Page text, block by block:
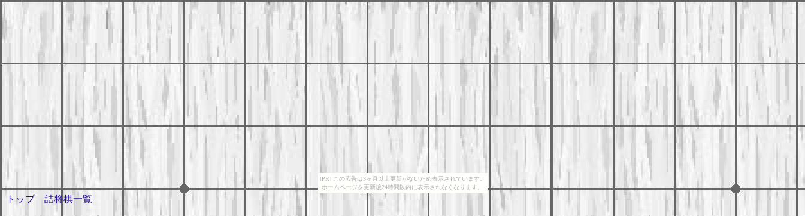
[PR] この広告は3ヶ月以上更新がないため表示されています。
ホームページを更新後24時間以内に表示されなくなります。
トップ 詰将棋一覧